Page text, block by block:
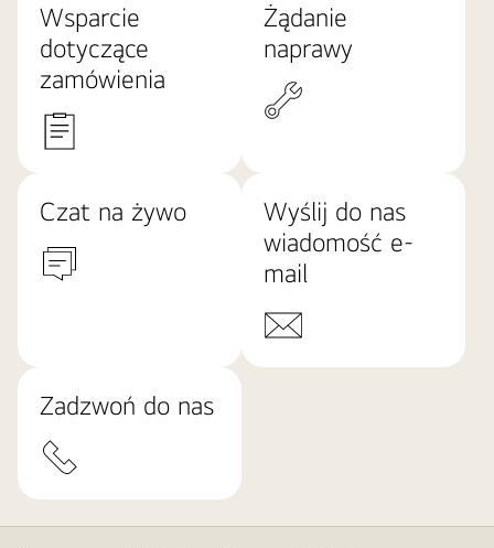
Wsparcie
dotyczące
zamówienia
Żądanie
naprawy
Czat na żywo
Wyślij do nas
wiadomość e-
mail
Zadzwoń do nas